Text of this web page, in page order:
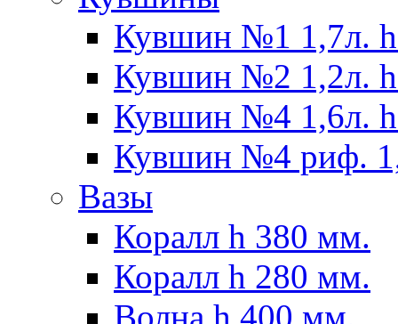
Кувшин №1 1,7л.
Кувшин №2 1,2л.
Кувшин №4 1,6л.
Кувшин №4 риф.
Вазы
Коралл h 380 мм.
Коралл h 280 мм.